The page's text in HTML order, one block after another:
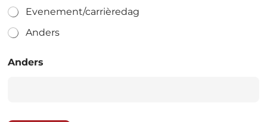
Evenement/carrièredag
Anders
Anders